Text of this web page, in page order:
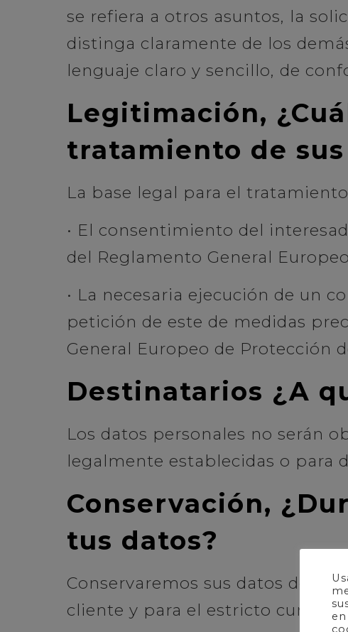
se refiera a otros asuntos, la
distinga claramente de los
lenguaje claro y sencillo, de
Legitimación,
tratamiento de sus
La base legal para el
• El consentimiento del
del Reglamento General
• La necesaria ejecución de un
petición de este de medidas
General Europeo de Protección
Destinatarios ¿A
Los datos personales no serán
legalmente establecidas o para
Conservación,
tus datos?
Conservaremos sus datos de
cliente y para el estricto